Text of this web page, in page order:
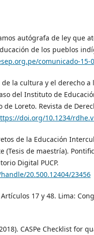
autógrafa de ley que
de los pueblos
comunicado-15-
de la cultura y el derecho a
del Instituto de
Loreto. Revista de
doi.org/10.1234/
de la Educación
(Tesis de maestría).
Digital PUCP.
20.500.12404/23456
17 y 48. Lima:
CASPe Checklist for